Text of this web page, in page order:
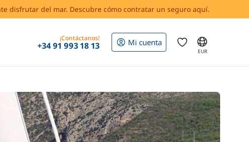
disfrutar del mar. Descubre cómo contratar un seguro aquí.
¡Contáctanos!
+34 91 993 18 13 Mi cuenta
EUR